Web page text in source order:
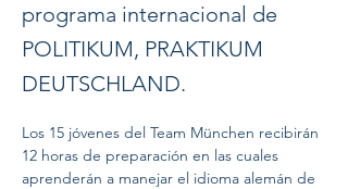
programa internacional de
POLITIKUM, PRAKTIKUM
DEUTSCHLAND.
Los 15 jóvenes del Team München recibirán
12 horas de preparación en las cuales
aprenderán a manejar el idioma alemán de